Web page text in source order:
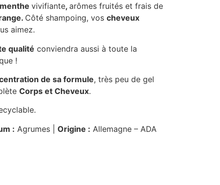
menthe vivifiante, arômes fruités et frais de
Côté shampoing, vos cheveux
aimez.
qualité conviendra aussi à toute la
!
de sa formule, très peu de gel
Corps et Cheveux.
: Agrumes | Origine : Allemagne – ADA